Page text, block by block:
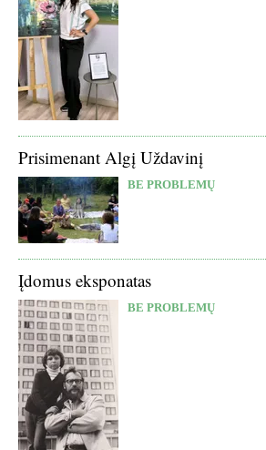
Prisimenant Algį Uždavinį
BE PROBLEMŲ
Įdomus eksponatas
BE PROBLEMŲ